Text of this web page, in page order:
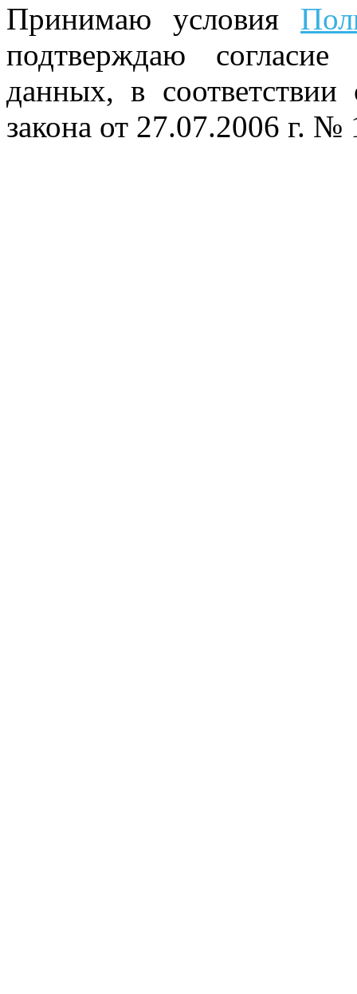
Принимаю условия
подтверждаю
данных, в
закона от 27.07.2006 г.